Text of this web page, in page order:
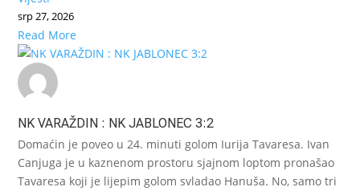
srp 27, 2026
Read More
NK VARAŽDIN : NK JABLONEC 3:2
Domaćin je poveo u 24. minuti golom Iurija Tavaresa. Ivan
Canjuga je u kaznenom prostoru sjajnom loptom pronašao
Tavaresa koji je lijepim golom svladao Hanuša. No, samo tri